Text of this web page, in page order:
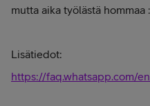
mutta aika työlästä hommaa
Lisätiedot:
https://faq.whatsapp.com/